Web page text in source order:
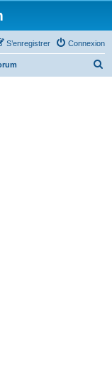
Connexion
S’enregistrer